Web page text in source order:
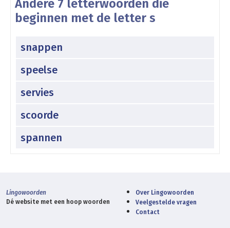
Andere 7 letterwoorden die
beginnen met de letter s
snappen
speelse
servies
scoorde
spannen
Lingowoorden
Dé website met een hoop woorden
Over Lingowoorden
Veelgestelde vragen
Contact